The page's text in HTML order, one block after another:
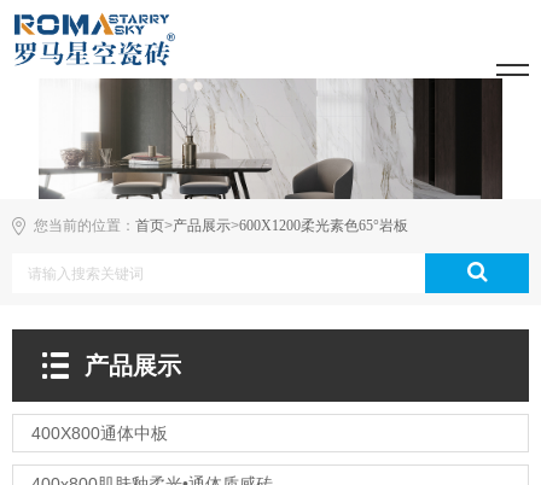
您当前的位置： 首页>产品展示>600X1200柔光素色65°岩板
产品展示
400X800通体中板